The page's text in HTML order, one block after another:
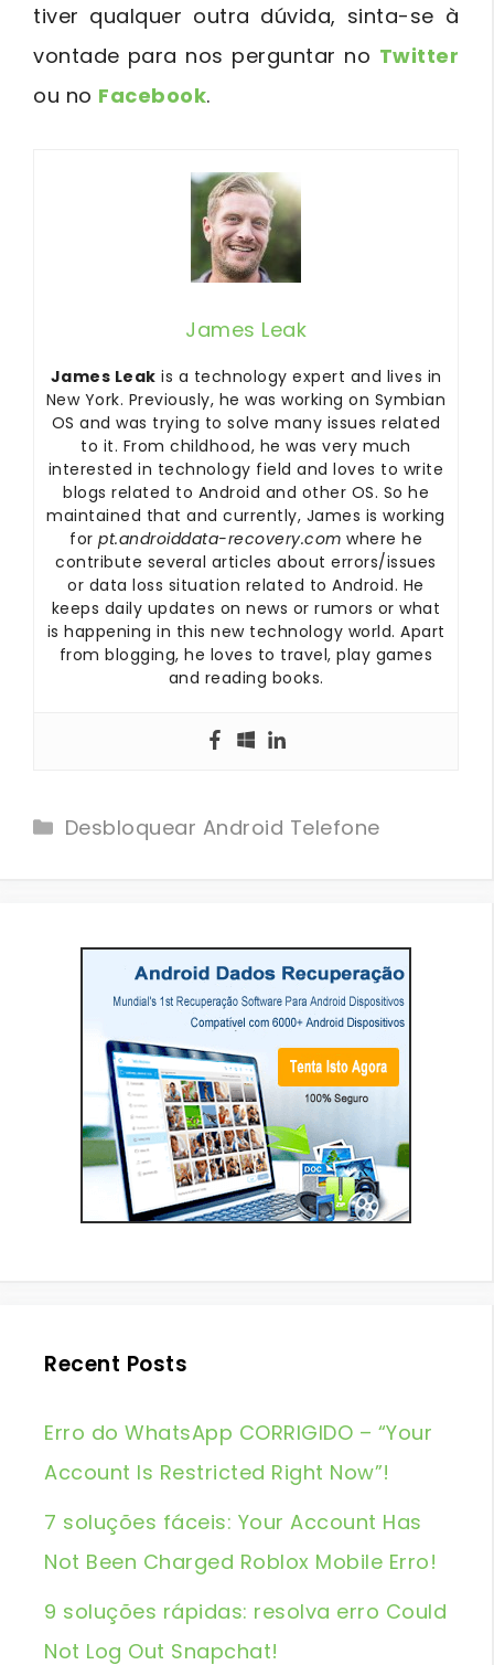
tiver qualquer outra dúvida, sinta-se à
vontade para nos perguntar no Twitter
ou no Facebook.
James Leak
James Leak is a technology expert and lives in
New York. Previously, he was working on Symbian
OS and was trying to solve many issues related
to it. From childhood, he was very much
interested in technology field and loves to write
blogs related to Android and other OS. So he
maintained that and currently, James is working
for pt.androiddata-recovery.com where he
contribute several articles about errors/issues
or data loss situation related to Android. He
keeps daily updates on news or rumors or what
is happening in this new technology world. Apart
from blogging, he loves to travel, play games
and reading books.
Categories
Desbloquear Android Telefone
Recent Posts
Erro do WhatsApp CORRIGIDO – “Your
Account Is Restricted Right Now”!
7 soluções fáceis: Your Account Has
Not Been Charged Roblox Mobile Erro!
9 soluções rápidas: resolva erro Could
Not Log Out Snapchat!